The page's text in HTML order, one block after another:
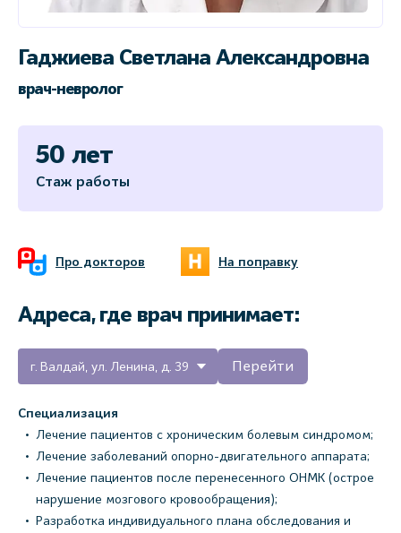
Гаджиева Светлана Александровна
врач-невролог
50 лет
Стаж работы
Про докторов На поправку
Адреса, где врач принимает:
г. Валдай, ул. Ленина, д. 39 Перейти
Специализация
Лечение пациентов с хроническим болевым синдромом;
Лечение заболеваний опорно-двигательного аппарата;
Лечение пациентов после перенесенного ОНМК (острое
нарушение мозгового кровообращения);
Разработка индивидуального плана обследования и